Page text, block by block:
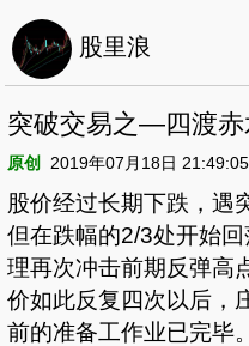
股里浪
突破交易之—四渡赤
原创 2019年07月18日 21:49:05
股价经过长期下跌，遇
但在跌幅的2/3处开始
理再次冲击前期反弹高
价如此反复四次以后，
前的准备工作业已完毕